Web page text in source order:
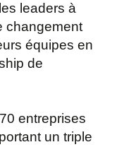
leaders à
changement
équipes en
de
entreprises
un triple